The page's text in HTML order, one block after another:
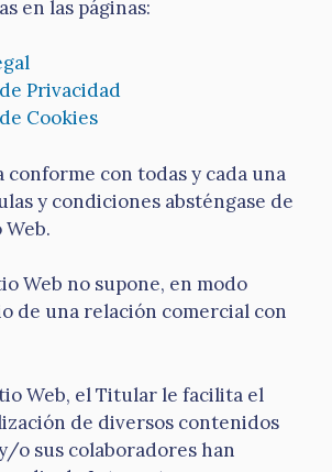
en las páginas:
Privacidad
Cookies
conforme con todas y cada una
y condiciones absténgase de
Web no supone, en modo
de una relación comercial con
Web, el Titular le facilita el
de diversos contenidos
o sus colaboradores han